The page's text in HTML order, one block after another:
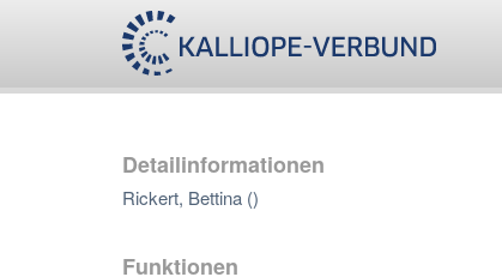
Detailinformationen
Rickert, Bettina ()
Funktionen